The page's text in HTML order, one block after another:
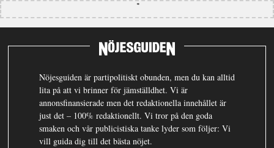
Nöjesguiden är partipolitiskt obunden, men du kan alltid
lita på att vi brinner för jämställdhet. Vi är
annonsfinansierade men det redaktionella innehållet är
just det – 100% redaktionellt. Vi tror på den goda
smaken och vår publicistiska tanke lyder som följer: Vi
vill guida dig till det bästa nöjet.